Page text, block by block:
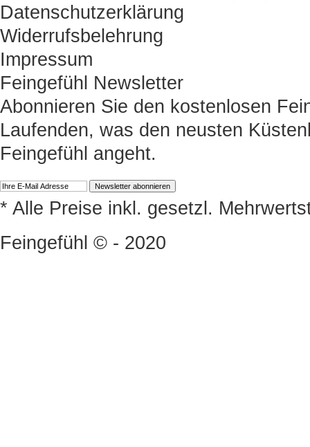
Datenschutzerklärung
Widerrufsbelehrung
Impressum
Feingefühl Newsletter
Abonnieren Sie den kostenlosen
Laufenden, was den neusten
Feingefühl angeht.
* Alle Preise inkl. gesetzl.
Feingefühl © - 2020